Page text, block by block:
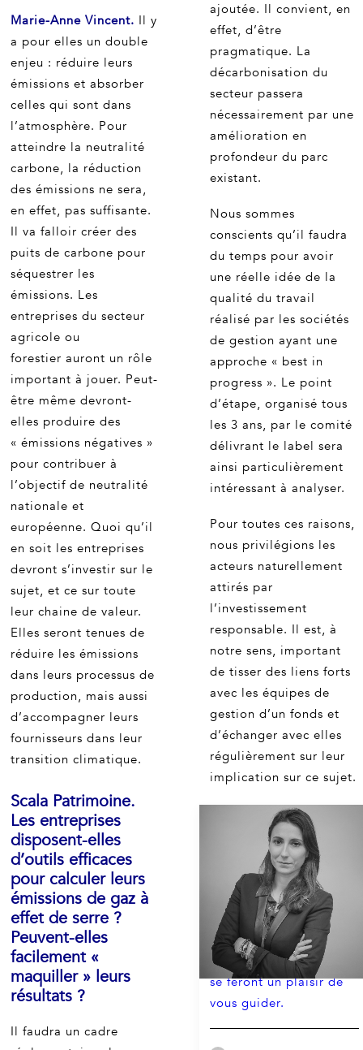
ajoutée. Il convient, en
effet, d’être
pragmatique. La
décarbonisation du
secteur passera
nécessairement par une
amélioration en
profondeur du parc
existant.
Nous sommes
conscients qu’il faudra
du temps pour avoir
une réelle idée de la
qualité du travail
réalisé par les sociétés
de gestion ayant une
approche « best in
progress ». Le point
d’étape, organisé tous
les 3 ans, par le comité
délivrant le label sera
ainsi particulièrement
intéressant à analyser.
Pour toutes ces raisons,
nous privilégions les
acteurs naturellement
attirés par
l’investissement
responsable. Il est, à
notre sens, important
de tisser des liens forts
avec les équipes de
gestion d’un fonds et
d’échanger avec elles
régulièrement sur leur
implication sur ce sujet.
Si vous souhaitez
bénéficier d'un
accompagnement
personnalisé dans le
choix de vos véhicules
d'investissement
immobilier (SPCPI,
OPCI ...), nos équipes
se feront un plaisir de
vous guider.
Marie-Anne Vincent. Il y
a pour elles un double
enjeu : réduire leurs
émissions et absorber
celles qui sont dans
l’atmosphère. Pour
atteindre la neutralité
carbone, la réduction
des émissions ne sera,
en effet, pas suffisante.
Il va falloir créer des
puits de carbone pour
séquestrer les
émissions. Les
entreprises du secteur
agricole ou
forestier auront un rôle
important à jouer. Peut-
être même devront-
elles produire des
« émissions négatives »
pour contribuer à
l’objectif de neutralité
nationale et
européenne. Quoi qu’il
en soit les entreprises
devront s’investir sur le
sujet, et ce sur toute
leur chaine de valeur.
Elles seront tenues de
réduire les émissions
dans leurs processus de
production, mais aussi
d’accompagner leurs
fournisseurs dans leur
transition climatique.
Scala Patrimoine.
Les entreprises
disposent-elles
d’outils efficaces
pour calculer leurs
émissions de gaz à
effet de serre ?
Peuvent-elles
facilement «
maquiller » leurs
résultats ?
Il faudra un cadre